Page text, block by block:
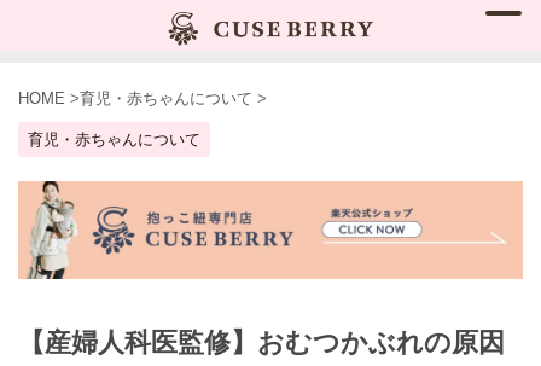
HOME >育児・赤ちゃんについて >
育児・赤ちゃんについて
【産婦人科医監修】おむつかぶれの原因